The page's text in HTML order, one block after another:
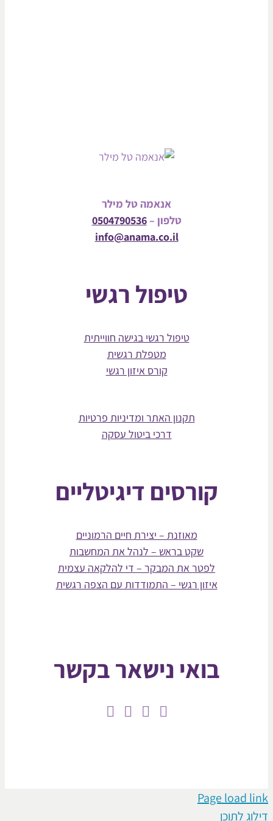
אנאמה טל מילר
טלפון –0504790536
info@anama.co.il
טיפול רגשי
טיפול רגשי בגישה חווייתית
מטפלת רגשית
קורס איזון רגשי
תקנון האתר ומדיניות פרטיות
דרכי ביטול עסקה
קורסים דיגיטליים
מאוזנת – יצירת חיים הרמוניים
שקט בראש – לנהל את המחשבות
לפטר את המבקר – די להלקאה עצמית
איזון רגשי – התמודדות עם הצפה רגשית
בואי נישאר בקשר
Page